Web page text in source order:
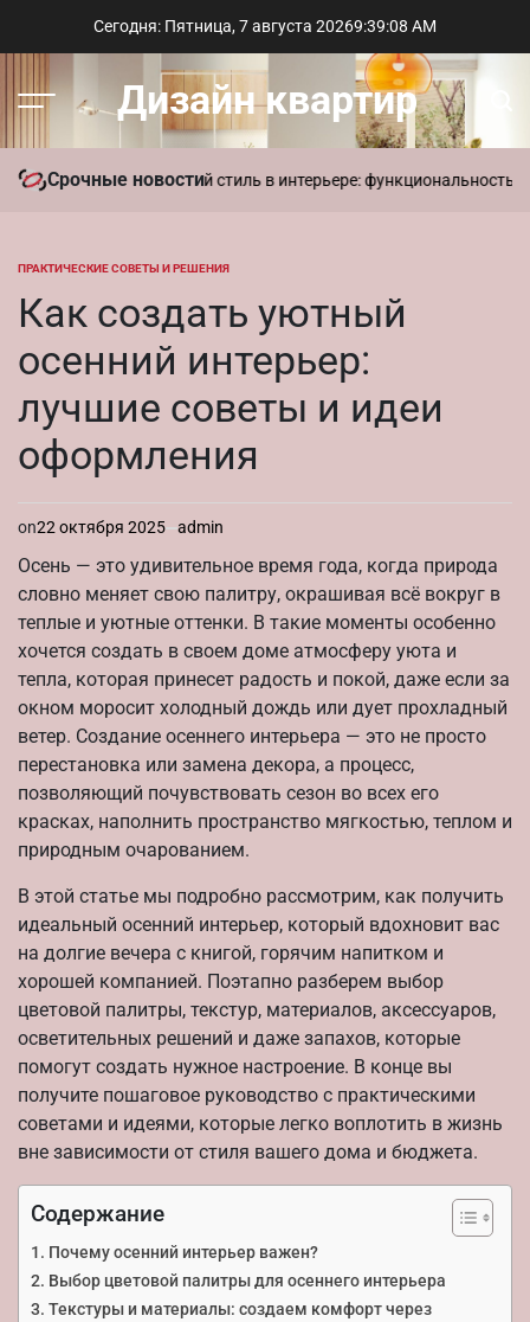
Сегодня: Пятница, 7 августа 20269:39:10 AM
Меню Дизайн квартир
Срочные новости
домеСовременный стиль в интерьере: функциональность и
ОПУБЛИКОВАНО
ПРАКТИЧЕСКИЕ СОВЕТЫ И РЕШЕНИЯ
Как создать уютный
осенний интерьер:
лучшие советы и идеи
оформления
on22 октября 2025 admin
Осень — это удивительное время года, когда природа
словно меняет свою палитру, окрашивая всё вокруг в
теплые и уютные оттенки. В такие моменты особенно
хочется создать в своем доме атмосферу уюта и
тепла, которая принесет радость и покой, даже если за
окном моросит холодный дождь или дует прохладный
ветер. Создание осеннего интерьера — это не просто
перестановка или замена декора, а процесс,
позволяющий почувствовать сезон во всех его
красках, наполнить пространство мягкостью, теплом и
природным очарованием.
В этой статье мы подробно рассмотрим, как получить
идеальный осенний интерьер, который вдохновит вас
на долгие вечера с книгой, горячим напитком и
хорошей компанией. Поэтапно разберем выбор
цветовой палитры, текстур, материалов, аксессуаров,
осветительных решений и даже запахов, которые
помогут создать нужное настроение. В конце вы
получите пошаговое руководство с практическими
советами и идеями, которые легко воплотить в жизнь
вне зависимости от стиля вашего дома и бюджета.
Содержание
Почему осенний интерьер важен?
Выбор цветовой палитры для осеннего интерьера
Текстуры и материалы: создаем комфорт через